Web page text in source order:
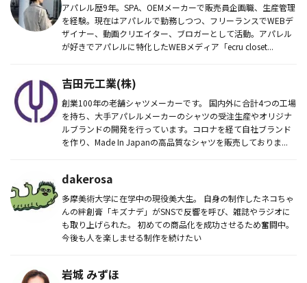
アパレル歴9年。SPA、OEMメーカーで販売員企画職、生産管理
を経験。現在はアパレルで勤務しつつ、フリーランスでWEBデ
ザイナー、動画クリエイター、ブロガーとして活動。アパレル
が好きでアパレルに特化したWEBメディア「ecru closet...
吉田元工業(株)
創業100年の老舗シャツメーカーです。 国内外に合計4つの工場
を持ち、大手アパレルメーカーのシャツの受注生産やオリジナ
ルブランドの開発を行っています。コロナを経て自社ブランド
を作り、Made In Japanの高品質なシャツを販売しておりま...
dakerosa
多摩美術大学に在学中の現役美大生。 自身の制作したネコちゃ
んの絆創膏「キズナデ」がSNSで反響を呼び、雑誌やラジオに
も取り上げられた。 初めての商品化を成功させるため奮闘中。
今後も人を楽しませる制作を続けたい
岩城 みずほ